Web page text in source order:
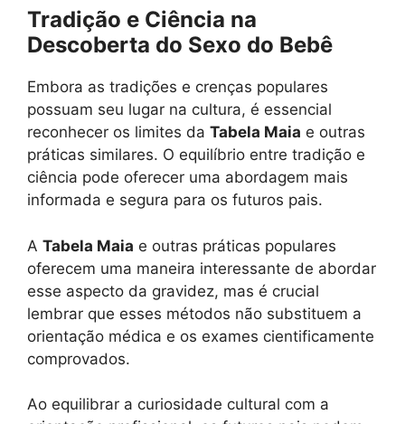
Tradição e Ciência na
Descoberta do Sexo do Bebê
Embora as tradições e crenças populares
possuam seu lugar na cultura, é essencial
reconhecer os limites da Tabela Maia e outras
práticas similares. O equilíbrio entre tradição e
ciência pode oferecer uma abordagem mais
informada e segura para os futuros pais.
A Tabela Maia e outras práticas populares
oferecem uma maneira interessante de abordar
esse aspecto da gravidez, mas é crucial
lembrar que esses métodos não substituem a
orientação médica e os exames cientificamente
comprovados.
Ao equilibrar a curiosidade cultural com a